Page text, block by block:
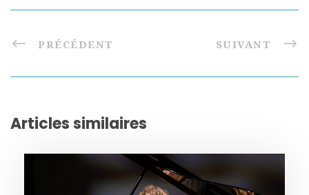
PRÉCÉDENT SUIVANT
Articles similaires